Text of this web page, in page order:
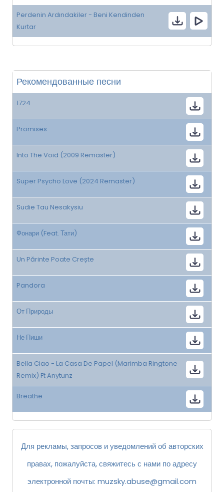
Perdenin Ardındakiler - Beni Kendinden
Kurtar
Рекомендованные песни
1724
Promises
Into The Void (2009 Remaster)
Super Psycho Love (2024 Remaster)
Sudie Tau Nesakysiu
Фонари (Feat. Тати)
Un Părinte Poate Crește
Pandora
От Природы
Не Пиши
Bella Ciao - La Casa De Papel (Marimba Ringtone
Remix) Ft Anytunz
Breathe
Для рекламы, запросов и уведомлений об авторских
правах, пожалуйста, свяжитесь с нами по адресу
электронной почты: muzsky.abuse@gmail.com